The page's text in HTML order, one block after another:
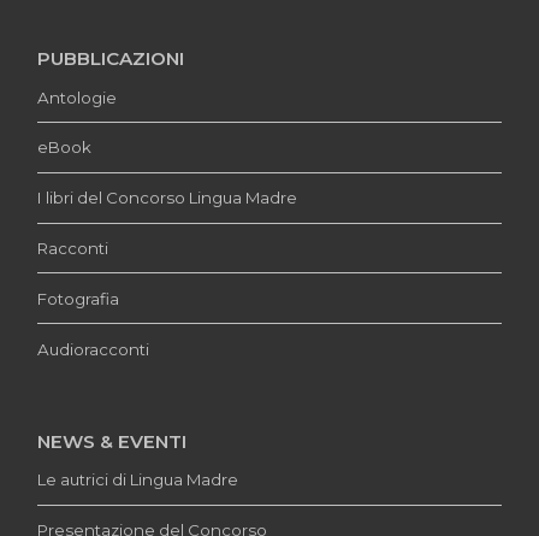
PUBBLICAZIONI
Antologie
eBook
I libri del Concorso Lingua Madre
Racconti
Fotografia
Audioracconti
NEWS & EVENTI
Le autrici di Lingua Madre
Presentazione del Concorso